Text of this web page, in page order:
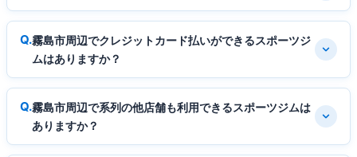
霧島市周辺でクレジットカード払いができるスポーツジ
ムはありますか？
霧島市周辺で系列の他店舗も利用できるスポーツジムは
ありますか？